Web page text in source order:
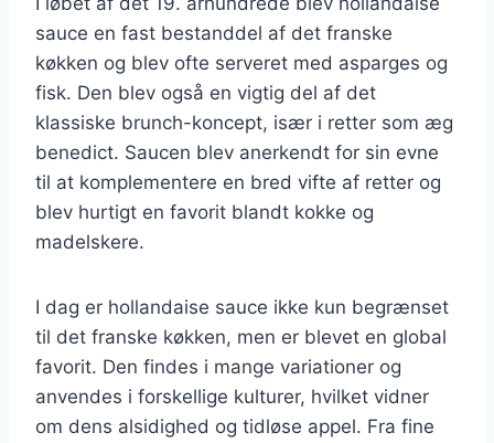
sauce en fast bestanddel af det franske
køkken og blev ofte serveret med asparges og
fisk. Den blev også en vigtig del af det
klassiske brunch-koncept, især i retter som æg
benedict. Saucen blev anerkendt for sin evne
til at komplementere en bred vifte af retter og
blev hurtigt en favorit blandt kokke og
madelskere.
I dag er hollandaise sauce ikke kun begrænset
til det franske køkken, men er blevet en global
favorit. Den findes i mange variationer og
anvendes i forskellige kulturer, hvilket vidner
om dens alsidighed og tidløse appel. Fra fine